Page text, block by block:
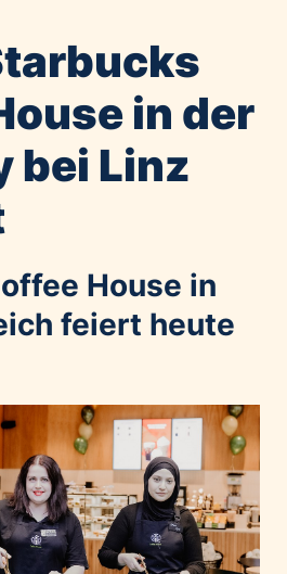
in der
bei Linz
House in
feiert heute